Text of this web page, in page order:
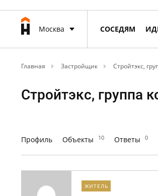
Москва СОСЕДЯМ
Главная Застройщик Стройтэкс,
Стройтэкс, группа
Профиль Объекты 10 Ответы 0
ЖИТЕЛЬ